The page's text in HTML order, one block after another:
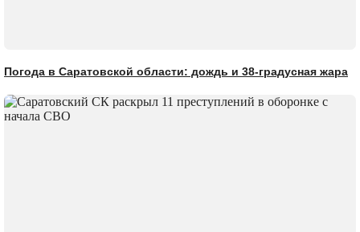
Погода в Саратовской области: дождь и 38-градусная жара